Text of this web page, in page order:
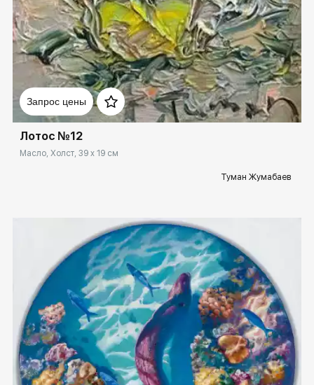
Запрос цены
Домен: rakovgallery.ru
Лотос №12
Масло, Холст, 39 x 19 см
Туман Жумабаев